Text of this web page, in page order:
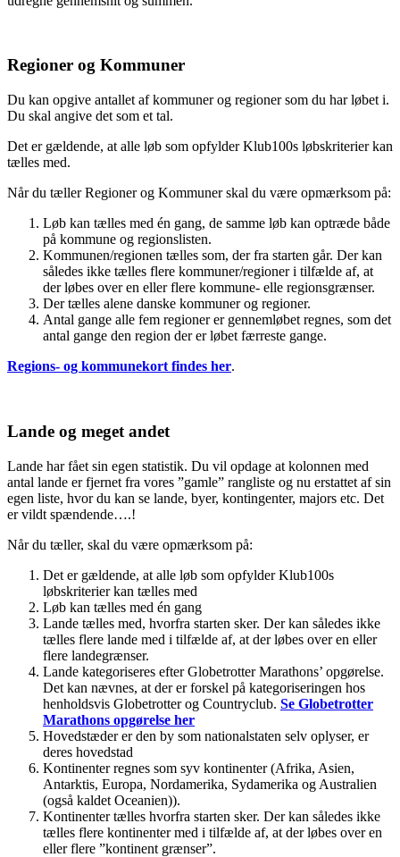
Regioner og Kommuner
Du kan opgive antallet af kommuner og regioner som du har løbet i.
Du skal angive det som et tal.
Det er gældende, at alle løb som opfylder Klub100s løbskriterier kan
tælles med.
Når du tæller Regioner og Kommuner skal du være opmærksom på:
Løb kan tælles med én gang, de samme løb kan optræde både
på kommune og regionslisten.
Kommunen/regionen tælles som, der fra starten går. Der kan
således ikke tælles flere kommuner/regioner i tilfælde af, at
der løbes over en eller flere kommune- elle regionsgrænser.
Der tælles alene danske kommuner og regioner.
Antal gange alle fem regioner er gennemløbet regnes, som det
antal gange den region der er løbet færreste gange.
Regions- og kommunekort findes her.
Lande og meget andet
Lande har fået sin egen statistik. Du vil opdage at kolonnen med
antal lande er fjernet fra vores ”gamle” rangliste og nu erstattet af sin
egen liste, hvor du kan se lande, byer, kontingenter, majors etc. Det
er vildt spændende….!
Når du tæller, skal du være opmærksom på:
Det er gældende, at alle løb som opfylder Klub100s
løbskriterier kan tælles med
Løb kan tælles med én gang
Lande tælles med, hvorfra starten sker. Der kan således ikke
tælles flere lande med i tilfælde af, at der løbes over en eller
flere landegrænser.
Lande kategoriseres efter Globetrotter Marathons’ opgørelse.
Det kan nævnes, at der er forskel på kategoriseringen hos
henholdsvis Globetrotter og Countryclub. Se Globetrotter
Marathons opgørelse her
Hovedstæder er den by som nationalstaten selv oplyser, er
deres hovedstad
Kontinenter regnes som syv kontinenter (Afrika, Asien,
Antarktis, Europa, Nordamerika, Sydamerika og Australien
(også kaldet Oceanien)).
Kontinenter tælles hvorfra starten sker. Der kan således ikke
tælles flere kontinenter med i tilfælde af, at der løbes over en
eller flere ”kontinent grænser”.